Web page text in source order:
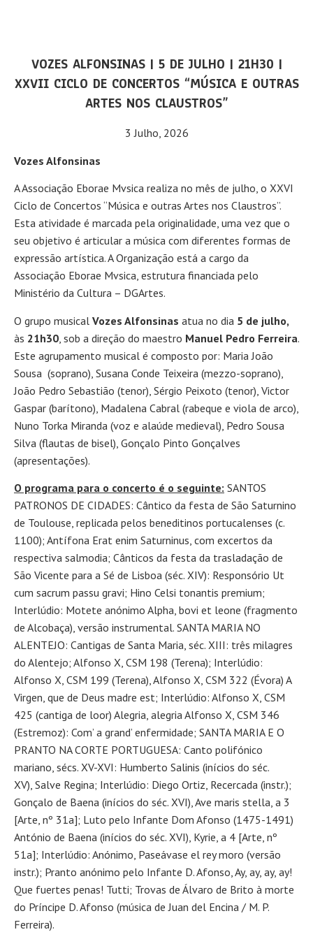
VOZES ALFONSINAS | 5 DE JULHO | 21H30 |
XXVII CICLO DE CONCERTOS “MÚSICA E OUTRAS
ARTES NOS CLAUSTROS”
3 Julho, 2026
Vozes Alfonsinas
A Associação Eborae Mvsica realiza no mês de julho, o XXVI
Ciclo de Concertos “Música e outras Artes nos Claustros”.
Esta atividade é marcada pela originalidade, uma vez que o
seu objetivo é articular a música com diferentes formas de
expressão artística. A Organização está a cargo da
Associação Eborae Mvsica, estrutura financiada pelo
Ministério da Cultura – DGArtes.
O grupo musical Vozes Alfonsinas atua no dia 5 de julho,
às 21h30 , sob a direção do maestro Manuel Pedro Ferreira.
Este agrupamento musical é composto por: Maria João
Sousa (soprano), Susana Conde Teixeira (mezzo-soprano),
João Pedro Sebastião (tenor), Sérgio Peixoto (tenor), Victor
Gaspar (barítono), Madalena Cabral (rabeque e viola de arco),
Nuno Torka Miranda (voz e alaúde medieval), Pedro Sousa
Silva (flautas de bisel), Gonçalo Pinto Gonçalves
(apresentações).
O programa para o concerto é o seguinte: SANTOS
PATRONOS DE CIDADES: Cântico da festa de São Saturnino
de Toulouse, replicada pelos beneditinos portucalenses (c.
1100); Antífona Erat enim Saturninus, com excertos da
respectiva salmodia; Cânticos da festa da trasladação de
São Vicente para a Sé de Lisboa (séc. XIV): Responsório Ut
cum sacrum passu gravi; Hino Celsi tonantis premium;
Interlúdio: Motete anónimo Alpha, bovi et leone (fragmento
de Alcobaça), versão instrumental. SANTA MARIA NO
ALENTEJO: Cantigas de Santa Maria, séc. XIII: três milagres
do Alentejo; Alfonso X, CSM 198 (Terena); Interlúdio:
Alfonso X, CSM 199 (Terena), Alfonso X, CSM 322 (Évora) A
Virgen, que de Deus madre est; Interlúdio: Alfonso X, CSM
425 (cantiga de loor) Alegria, alegria Alfonso X, CSM 346
(Estremoz): Com’ a grand’ enfermidade; SANTA MARIA E O
PRANTO NA CORTE PORTUGUESA: Canto polifónico
mariano, sécs. XV-XVI: Humberto Salinis (inícios do séc.
XV), Salve Regina; Interlúdio: Diego Ortiz, Recercada (instr.);
Gonçalo de Baena (inícios do séc. XVI), Ave maris stella, a 3
[Arte, nº 31a]; Luto pelo Infante Dom Afonso (1475-1491)
António de Baena (inícios do séc. XVI), Kyrie, a 4 [Arte, nº
51a]; Interlúdio: Anónimo, Paseávase el rey moro (versão
instr.); Pranto anónimo pelo Infante D. Afonso, Ay, ay, ay, ay!
Que fuertes penas! Tutti; Trovas de Álvaro de Brito à morte
do Príncipe D. Afonso (música de Juan del Encina / M. P.
Ferreira).